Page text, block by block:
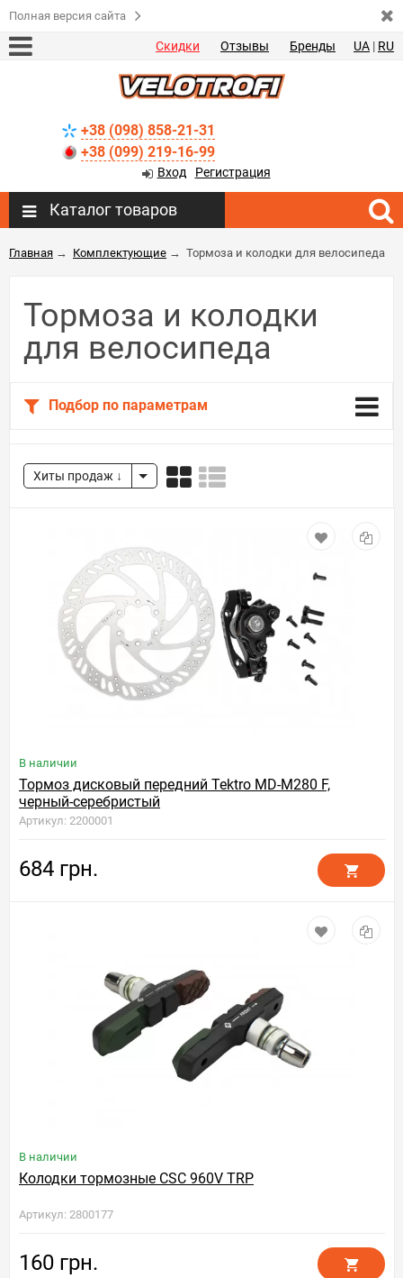
Полная версия сайта
Скидки Отзывы Бренды UA | RU
+38 (098) 858-21-31
+38 (099) 219-16-99
Вход Регистрация
Каталог товаров
Главная → Комплектующие → Тормоза и колодки для велосипеда
Тормоза и колодки
для велосипеда
Подбор по параметрам
Хиты продаж
В наличии
Тормоз дисковый передний Tektro MD-M280 F,
черный-серебристый
Артикул: 2200001
684 грн.
В наличии
Колодки тормозные CSC 960V TRP
Артикул: 2800177
160 грн.